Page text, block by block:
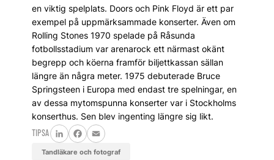
en viktig spelplats. Doors och Pink Floyd är ett par
exempel på uppmärksammade konserter. Även om
Rolling Stones 1970 spelade på Råsunda
fotbollsstadium var arenarock ett närmast okänt
begrepp och köerna framför biljettkassan sällan
längre än några meter. 1975 debuterade Bruce
Springsteen i Europa med endast tre spelningar, en
av dessa mytomspunna konserter var i Stockholms
konserthus. Sen blev ingenting längre sig likt.
TIPSA
LinkedInFacebook
Email
tandläkare och fotograf